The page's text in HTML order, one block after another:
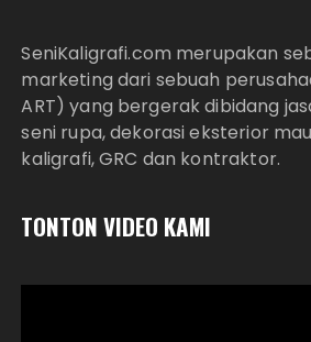
SeniKaligrafi.com merupakan
marketing dari sebuah
ART) yang bergerak dibidang
seni rupa, dekorasi eksterior
kaligrafi, GRC dan kontraktor.
TONTON VIDEO KAMI